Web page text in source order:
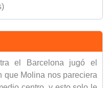
el Barcelona jugó el
que Molina nos pareciera